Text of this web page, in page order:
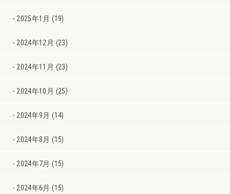
2025年1月 (19)
2024年12月 (23)
2024年11月 (23)
2024年10月 (25)
2024年9月 (14)
2024年8月 (15)
2024年7月 (15)
2024年6月 (15)